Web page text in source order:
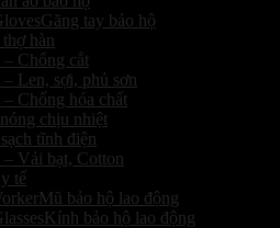
Găng tay bảo hộ
hàn
Chống cắt
Len, sợi, phủ sơn
Chống hóa chất
chịu nhiệt
tĩnh điện
– Vải bạt, Cotton
tế
Mũ bảo hộ lao động
Kính bảo hộ lao động